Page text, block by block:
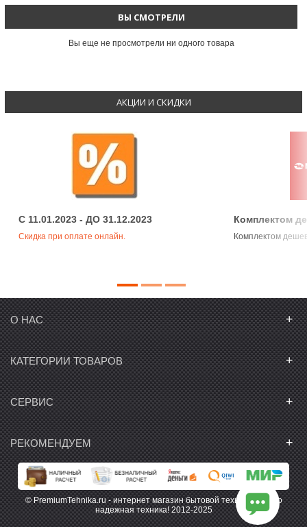
ВЫ СМОТРЕЛИ
Вы еще не просмотрели ни одного товара
АКЦИИ И СКИДКИ
C 11.01.2023 - ДО 31.12.2023
Скидка при оплате онлайн.
Комплектом
Комплектом
О НАС +
КАТЕГОРИИ ТОВАРОВ +
СЕРВИС +
РЕКОМЕНДУЕМ +
© PremiumTehnika.ru - интернет магазин бытовой техники. Только
надежная техника! 2012-2025